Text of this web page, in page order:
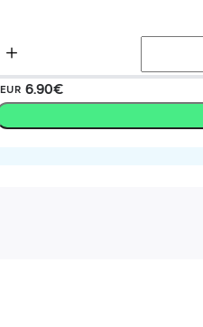
EUR ‏6.90 ‏€